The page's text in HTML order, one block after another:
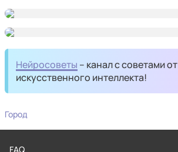
Нейросоветы – канал с советами от
искусственного интеллекта!
Город
FAQ